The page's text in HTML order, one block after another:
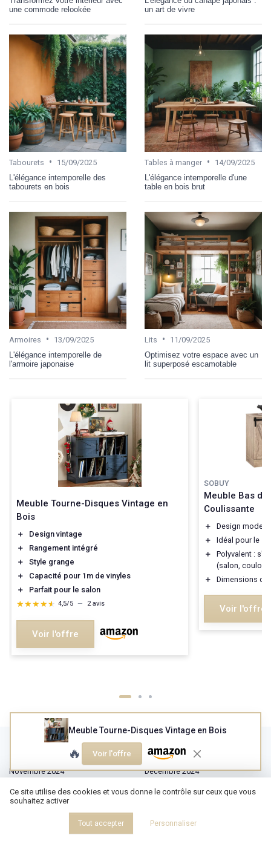
une commode relookée
un art de vivre
Tabourets •
15/09/2025
L'élégance intemporelle des
tabourets en bois
Tables à manger •
14/09/2025
L'élégance intemporelle d'une
table en bois brut
Armoires •
13/09/2025
L'élégance intemporelle de
l'armoire japonaise
Lits •
11/09/2025
Optimisez votre espace avec un
lit superposé escamotable
Meuble Tourne-Disques Vintage en
Bois
＋
Design vintage
＋
Rangement intégré
＋
Style grange
＋
Capacité pour 1m de vinyles
＋
Parfait pour le salon
★★★★★
★★★★★ 4,5/5 — 2 avis
Voir l'offre
SOBUY
Meuble Bas
Coulissante
＋
Design
＋
Idéal pour le
＋
Polyvalent :
(salon, couloir,
＋
Dimensions
Voir l'offre
Meuble Tourne-Disques Vintage en Bois
🔥 Voir l'offre
Les articles par date
Novembre 2024
Décembre 2024
Janvier 2025
Février 2025
Mars 2025
Juin 2025
Ce site utilise des cookies et vous donne le contrôle sur ceux que vous
souhaitez activer
Tout accepter Personnaliser